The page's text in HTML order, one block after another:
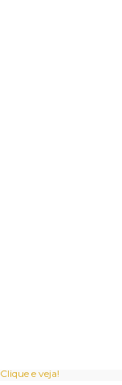
Clique e veja!